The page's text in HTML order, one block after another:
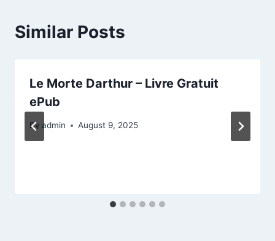
Similar Posts
Le Morte Darthur – Livre Gratuit
ePub
By admin August 9, 2025